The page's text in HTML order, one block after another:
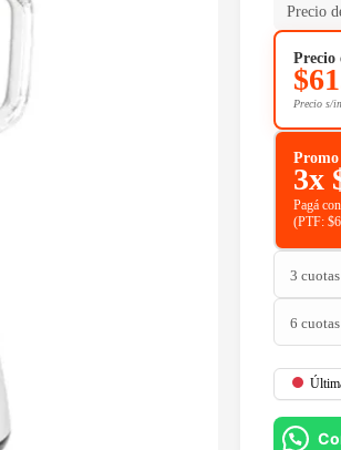
Precio
Precio
$
Precio s/
3x
Pagá
(PTF: $
3
6